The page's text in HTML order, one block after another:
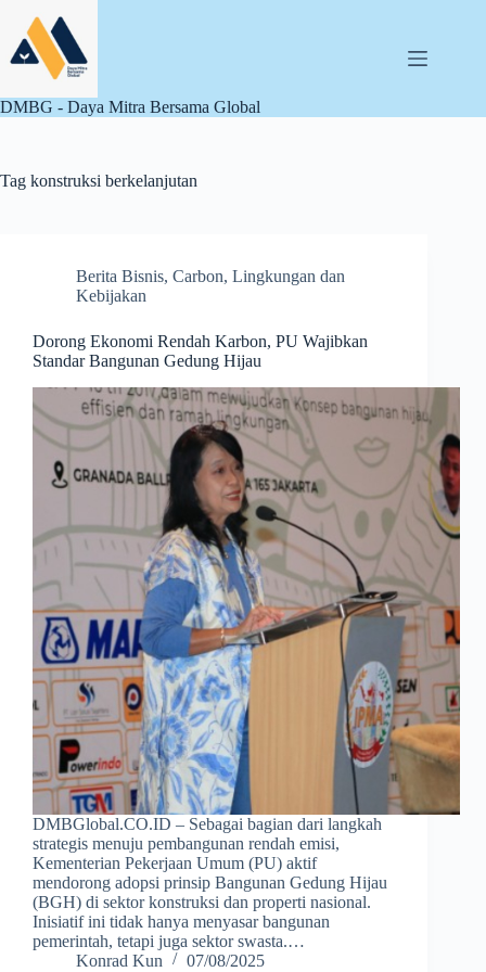
content
DMBG - Daya Mitra Bersama Global
Tag konstruksi berkelanjutan
Berita Bisnis, Carbon, Lingkungan dan
Kebijakan
Dorong Ekonomi Rendah Karbon, PU Wajibkan
Standar Bangunan Gedung Hijau
DMBGlobal.CO.ID – Sebagai bagian dari langkah
strategis menuju pembangunan rendah emisi,
Kementerian Pekerjaan Umum (PU) aktif
mendorong adopsi prinsip Bangunan Gedung Hijau
(BGH) di sektor konstruksi dan properti nasional.
Inisiatif ini tidak hanya menyasar bangunan
pemerintah, tetapi juga sektor swasta.…
Konrad Kun
07/08/2025